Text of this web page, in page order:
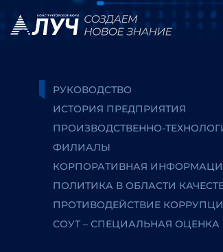
РУКОВОДСТВО
ИСТОРИЯ ПРЕДПРИЯТИЯ
ПРОИЗВОДСТВЕННО-
ФИЛИАЛЫ
КОРПОРАТИВНАЯ
ПОЛИТИКА В ОБЛАСТИ
ПРОТИВОДЕЙСТВИЕ
СОУТ – СПЕЦИАЛЬНАЯ